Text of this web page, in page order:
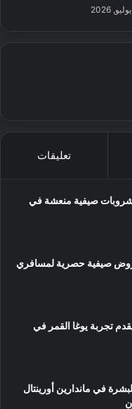
تعليقات
مشروبات صيفية منعشة في
صيفية حصرية لمسافري
تجربة يوغا القمر في
في ماندارين أورينتال